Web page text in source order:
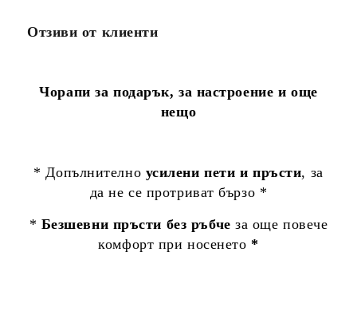
Отзиви от клиенти
Чорапи за подарък, за настроение и още
нещо
* Допълнително усилени пети и пръсти, за
да не се протриват бързо *
* Безшевни пръсти без ръбчеза още повече
комфорт при носенето *